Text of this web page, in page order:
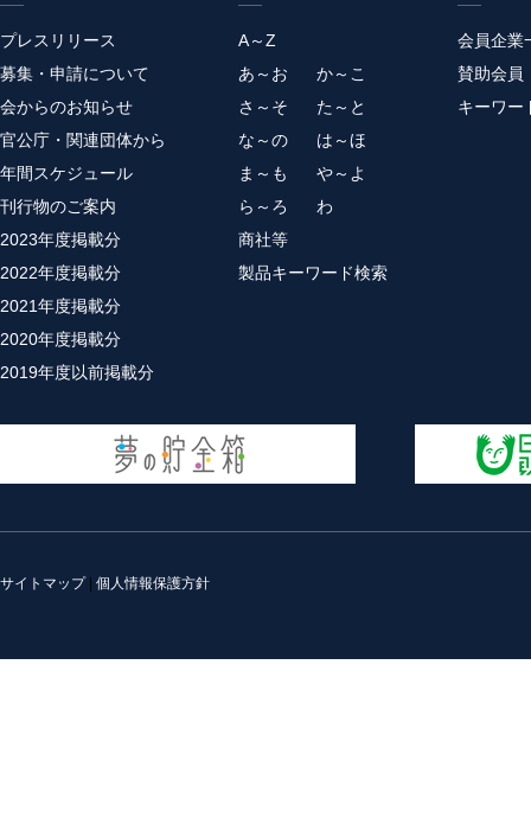
プレスリリース
募集・申請について
会からのお知らせ
官公庁・関連団体から
年間スケジュール
刊行物のご案内
2023年度掲載分
2022年度掲載分
2021年度掲載分
2020年度掲載分
2019年度以前掲載分
A～Z
あ～お
か～こ
さ～そ
た～と
な～の
は～ほ
ま～も
や～よ
ら～ろ
わ
商社等
製品キーワード検索
会員企業
賛助会員
キーワー
サイトマップ| 個人情報保護方針